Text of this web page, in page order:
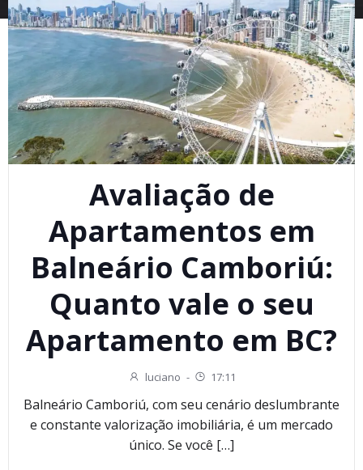
Avaliação de
Apartamentos em
Balneário Camboriú:
Quanto vale o seu
Apartamento em BC?
luciano - 17:11
Balneário Camboriú, com seu cenário deslumbrante
e constante valorização imobiliária, é um mercado
único. Se você […]